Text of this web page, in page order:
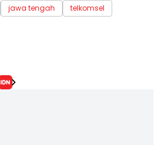
jawa tengah
telkomsel